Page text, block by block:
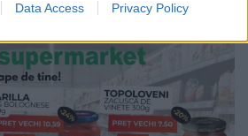
Data Access Privacy Policy